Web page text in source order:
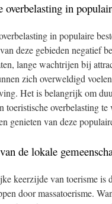
overbelasting in
in populaire
deze gebieden negatief
lange wachtrijen bij
zich overweldigd
Het is belangrijk om
toeristische overbelasting
genieten van deze
de lokale
keerzijde van toerisme is
door massatoerisme.